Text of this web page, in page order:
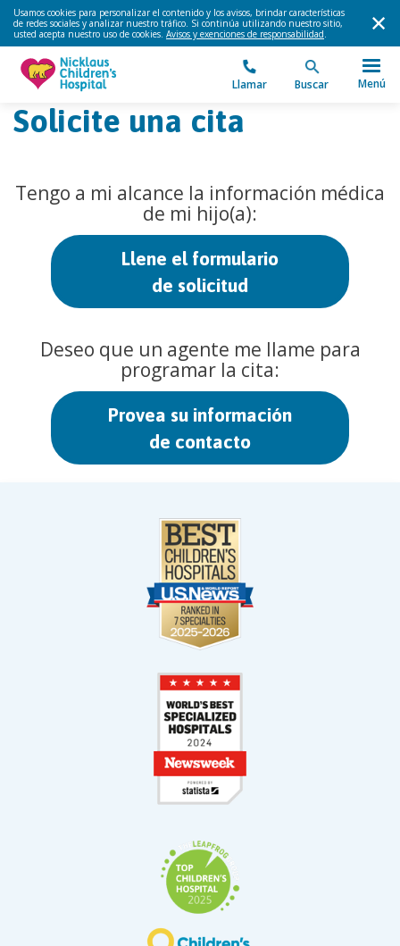
Usamos cookies para personalizar el contenido y los avisos, brindar características
de redes sociales y analizar nuestro tráfico. Si continúa utilizando nuestro sitio,
usted acepta nuestro uso de cookies. Avisos y exenciones de responsabilidad.
Llamar Buscar Menú
Solicite una cita
Tengo a mi alcance la información médica
de mi hijo(a):
Llene el formulario
de solicitud
Deseo que un agente me llame para
programar la cita:
Provea su información
de contacto